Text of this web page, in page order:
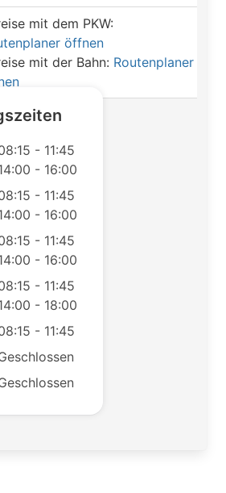
mit dem PKW:
öffnen
mit der Bahn: Routenplaner
- 11:45
- 16:00
- 11:45
- 16:00
- 11:45
- 16:00
- 11:45
- 18:00
- 11:45